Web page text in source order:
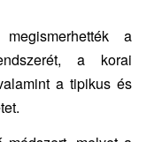
a
a korai
a tipikus és